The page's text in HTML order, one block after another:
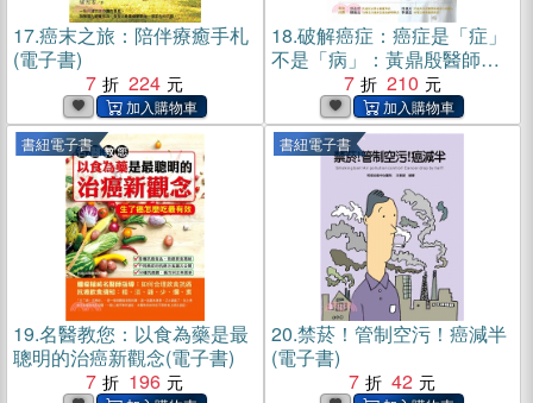
17.癌末之旅：陪伴療癒手札
(電子書)
7
224
18.破解癌症：癌症是「症」
不是「病」：黃鼎殷醫師的
身心靈整合療法(電子書)
7 210
書紐電子書
19.名醫教您：以食為藥是最
聰明的治癌新觀念(電子書)
7
196
書紐電子書
20.禁菸！管制空污！癌減半
(電子書)
7
42